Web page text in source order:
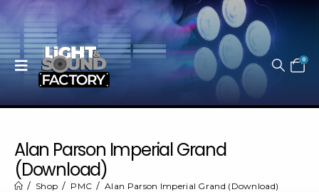
0
Alan Parson Imperial Grand
(Download)
Shop PMC Alan Parson Imperial Grand (Download)